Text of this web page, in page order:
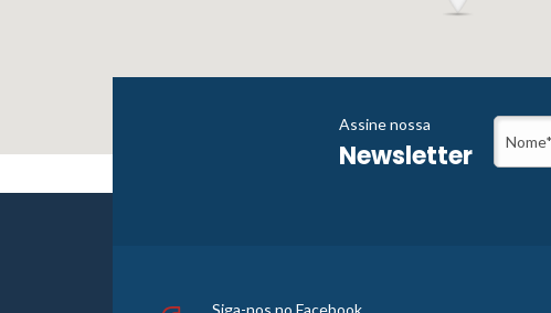
Assine nossa
Newsletter
Siga-nos no Facebook